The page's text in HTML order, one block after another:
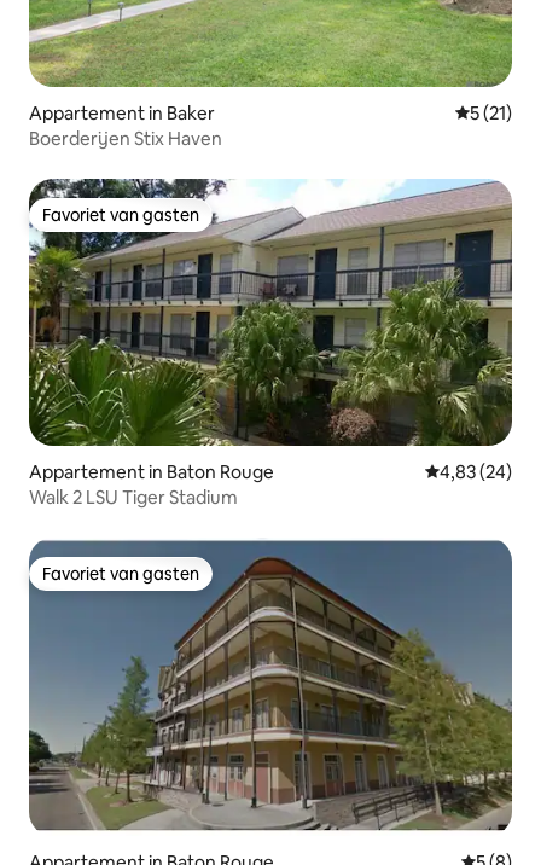
Appartement in Baker
5 (21)
Boerderijen Stix Haven
Favoriet van gasten
Favoriet van gasten
Appartement in Baton Rouge Gemiddelde
4,83 (24)
Walk 2 LSU Tiger Stadium
Favoriet van gasten
Favoriet van gasten